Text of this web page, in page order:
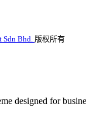
Sdn Bhd.版权所有
designed for